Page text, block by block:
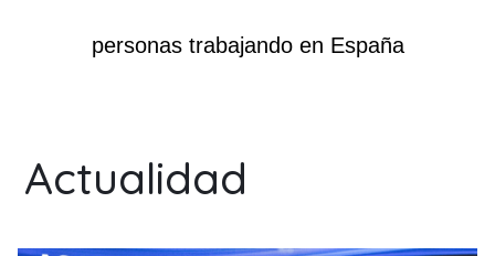
personas trabajando en España
Actualidad